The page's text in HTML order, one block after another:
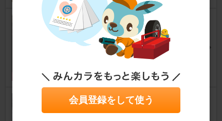
GDM ジュ～スホルダーパネル
ミラジーノ
銀二さん
190
PHILIPS スマホホルダー
ミラジーノ
会員登録をして使う